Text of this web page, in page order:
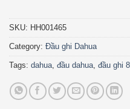
SKU: HH001465
Category: Đầu ghi Dahua
Tags: dahua đầu dahua đầu ghi